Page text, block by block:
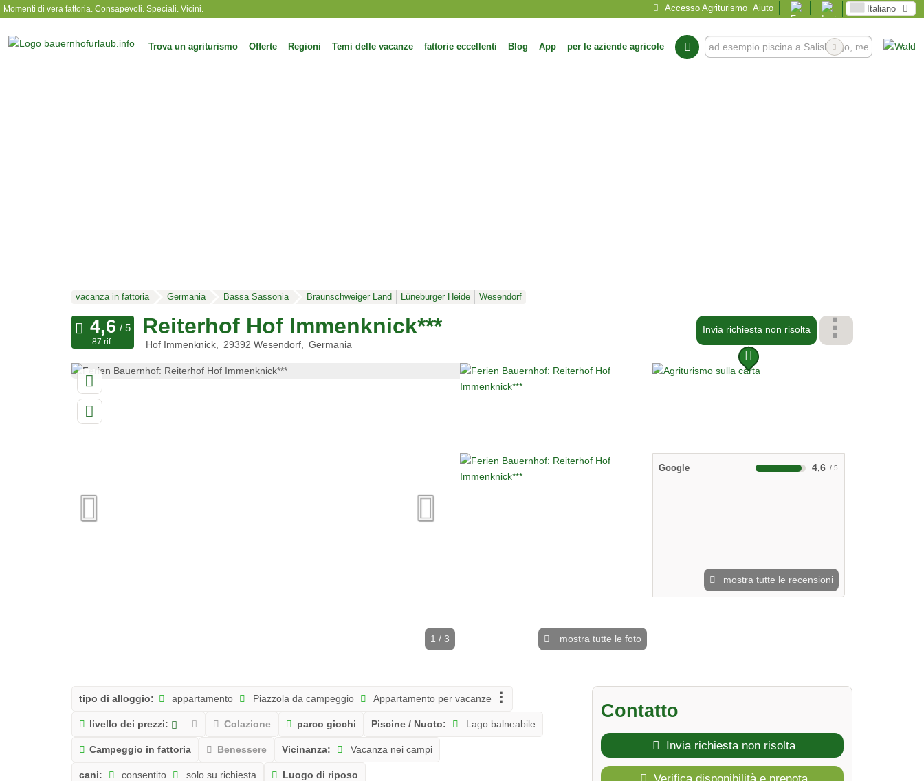
Momenti di vera fattoria. Consapevoli. Speciali. Vicini. Accesso Agriturismo Aiuto Italiano
Trova un agriturismo Offerte Regioni Temi delle vacanze fattorie eccellenti Blog App per le aziende agricole
vacanza in fattoria Germania Bassa Sassonia Braunschweiger Land Lüneburger Heide Wesendorf
Reiterhof Hof Immenknick***
Hof Immenknick 29392 Wesendorf Germania
Invia richiesta non risolta
87 rif.
1 / 3 mostra tutte le foto
Google 4,6
mostra tutte le recensioni
tipo di alloggio: appartamento Piazzola da campeggio Appartamento per vacanze
livello dei prezzi: Colazione parco giochi Piscine / Nuoto: Lago balneabile
Campeggio in fattoria Benessere Vicinanza: Vacanza nei campi
cani: consentito solo su richiesta Luogo di riposo
Contatto
Invia richiesta non risolta
Verifica disponibilità e prenota